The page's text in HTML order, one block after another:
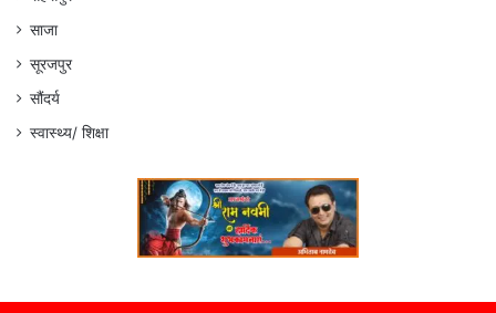
साजा
सूरजपुर
सौंदर्य
स्वास्थ्य/ शिक्षा